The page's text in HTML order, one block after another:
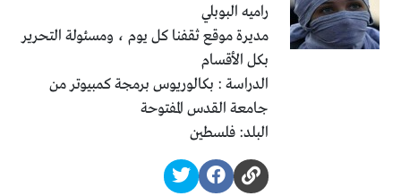
راميه البوبلي
مديرة موقع ثقفنا كل يوم ، ومسئولة التحرير
بكل الأقسام
الدراسة : بكالوريوس برمجة كمبيوتر من
جامعة القدس المفتوحة
البلد: فلسطين